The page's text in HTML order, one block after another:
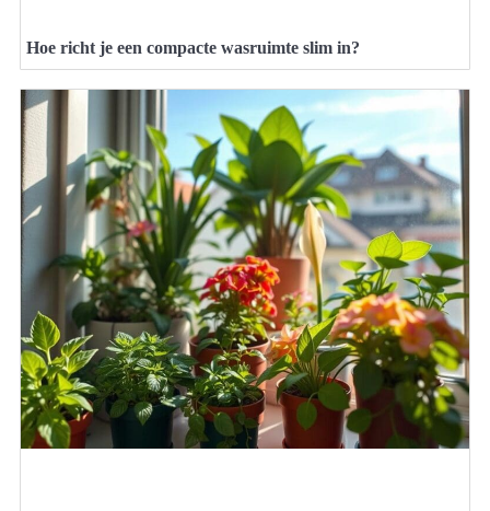
Hoe richt je een compacte wasruimte slim in?